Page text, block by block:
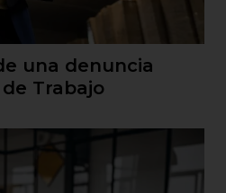
una denuncia
Trabajo